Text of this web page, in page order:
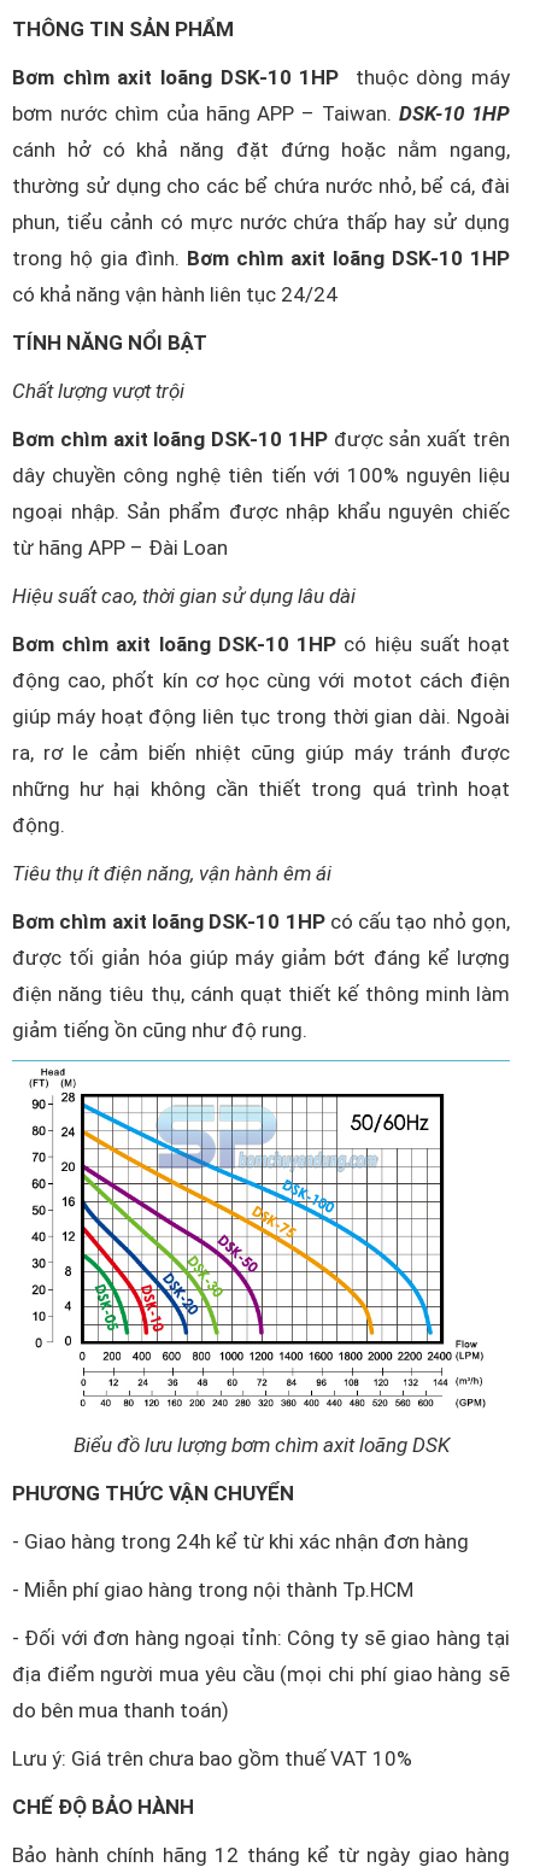
THÔNG TIN SẢN PHẨM
Bơm chìm axit loãng DSK-10 1HP thuộc dòng máy
bơm nước chìm của hãng APP – Taiwan.DSK-10 1HP
cánh hở có khả năng đặt đứng hoặc nằm ngang,
thường sử dụng cho các bể chứa nước nhỏ, bể cá, đài
phun, tiểu cảnh có mực nước chứa thấp hay sử dụng
trong hộ gia đình. Bơm chìm axit loãng DSK-10 1HP
có khả năng vận hành liên tục 24/24
TÍNH NĂNG NỔI BẬT
Chất lượng vượt trội
Bơm chìm axit loãng DSK-10 1HPđược sản xuất trên
dây chuyền công nghệ tiên tiến với 100% nguyên liệu
ngoại nhập. Sản phẩm được nhập khẩu nguyên chiếc
từ hãng APP – Đài Loan
Hiệu suất cao, thời gian sử dụng lâu dài
Bơm chìm axit loãng DSK-10 1HP có hiệu suất hoạt
động cao, phốt kín cơ học cùng với motot cách điện
giúp máy hoạt động liên tục trong thời gian dài. Ngoài
ra, rơ le cảm biến nhiệt cũng giúp máy tránh được
những hư hại không cần thiết trong quá trình hoạt
động.
Tiêu thụ ít điện năng, vận hành êm ái
Bơm chìm axit loãng DSK-10 1HPcó cấu tạo nhỏ gọn,
được tối giản hóa giúp máy giảm bớt đáng kể lượng
điện năng tiêu thụ, cánh quạt thiết kế thông minh làm
giảm tiếng ồn cũng như độ rung.
Biểu đồ lưu lượng bơm chìm axit loãng DSK
PHƯƠNG THỨC VẬN CHUYỂN
- Giao hàng trong 24h kể từ khi xác nhận đơn hàng
- Miễn phí giao hàng trong nội thành Tp.HCM
- Đối với đơn hàng ngoại tỉnh: Công ty sẽ giao hàng tại
địa điểm người mua yêu cầu (mọi chi phí giao hàng sẽ
do bên mua thanh toán)
Lưu ý: Giá trên chưa bao gồm thuế VAT 10%
CHẾ ĐỘ BẢO HÀNH
Bảo hành chính hãng 12 tháng kể từ ngày giao hàng